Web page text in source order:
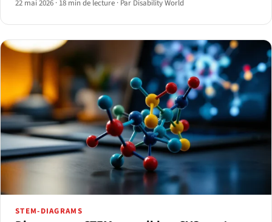
22 mai 2026 · 18 min de lecture · Par Disability World
STEM-DIAGRAMS